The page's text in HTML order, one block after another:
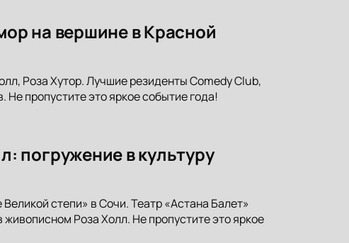
на вершине в Красной
Роза Хутор. Лучшие резиденты Comedy Club,
пропустите это яркое событие года!
погружение в культуру
степи» в Сочи. Театр «Астана Балет»
Роза Холл. Не пропустите это яркое